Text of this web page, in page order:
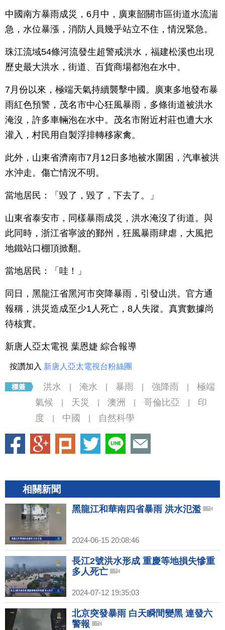
中國南方暴雨成災，6月中，廣東韶關市區街道水流湍
急，水位暴漲，消防人員幾乎站立不住，情況緊急。
珠江流域54條河流發生超警戒洪水，福建松溪也出現
歷史最大洪水，街道、百貨商場都泡在水中。
7月份以來，極端天氣持續襲擊中國。廣東多地發布暴
雨紅色預警，茂名市中心狂風暴雨，多條街道被洪水
淹沒，許多車輛泡在水中。茂名市附近村莊也遭大水
灌入，村民用自製浮排轉移家禽。
此外，山東省濟南市7月12日多地被水圍困，汽車被洪
水沖走。傷亡情況不明。
當地居民：「毀了，毀了，下去了。」
山東省泰安市，同樣暴雨成災，洪水淹沒了街道。與
此同時，浙江省寧波的鄞州，狂風暴雨肆虐，大風把
地鐵站口棚頂掀翻。
當地居民：「哇！」
同日，黑龍江省黑河市突降暴雨，引發山洪。官方通
報稱，洪災造成至少1人死亡，8人失蹤。真實數據尚
待核實。
新唐人亞太電視 葉恩婕 綜合報導
按讚加入 新唐人亞太電視台粉絲團
洪水 淹水 暴雨 強降雨
極端
氣候
天災 澳洲 哥倫比亞
印
度
中國 自然科學
相關新聞
黑龍江和華南四省暴雨 洪水氾濫
2024-06-15 20:08:46
長江2號洪水形成 重慶等地損失慘重
多人死亡
2024-07-12 19:35:03
北京突發暴雨 白天瞬間變黑 連發六
警報